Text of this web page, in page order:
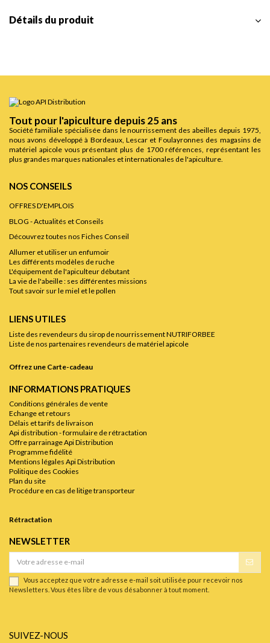
Détails du produit
Tout pour l'apiculture depuis 25 ans
Société familiale spécialisée dans le nourrissement des abeilles depuis 1975,
nous avons développé à Bordeaux, Lescar et Foulayronnes des magasins de
matériel apicole vous présentant plus de 1700 références, représentant les
plus grandes marques nationales et internationales de l'apiculture.
NOS CONSEILS
OFFRES D'EMPLOIS
BLOG - Actualités et Conseils
Découvrez toutes nos Fiches Conseil
Allumer et utiliser un enfumoir
Les différents modèles de ruche
L'équipement de l'apiculteur débutant
La vie de l'abeille : ses différentes missions
Tout savoir sur le miel et le pollen
LIENS UTILES
Liste des revendeurs du sirop de nourrissement NUTRIFORBEE
Liste de nos partenaires revendeurs de matériel apicole
Offrez une Carte-cadeau
INFORMATIONS PRATIQUES
Conditions générales de vente
Echange et retours
Délais et tarifs de livraison
Api distribution - formulaire de rétractation
Offre parrainage Api Distribution
Programme fidélité
Mentions légales Api Distribution
Politique des Cookies
Plan du site
Procédure en cas de litige transporteur
Rétractation
NEWSLETTER
Vous acceptez que votre adresse e-mail soit utilisée pour recevoir nos
Newsletters. Vous êtes libre de vous désabonner à tout moment.
SUIVEZ-NOUS